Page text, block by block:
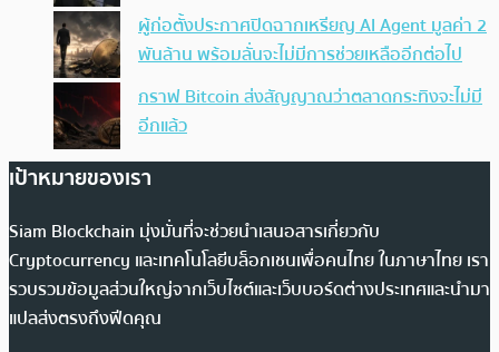
ผู้ก่อตั้งประกาศปิดฉากเหรียญ AI Agent มูลค่า 2
พันล้าน พร้อมลั่นจะไม่มีการช่วยเหลืออีกต่อไป
กราฟ Bitcoin ส่งสัญญาณว่าตลาดกระทิงจะไม่มี
อีกแล้ว
เป้าหมายของเรา
Siam Blockchain มุ่งมั่นที่จะช่วยนำเสนอสารเกี่ยวกับ
Cryptocurrency และเทคโนโลยีบล็อกเชนเพื่อคนไทย ในภาษาไทย เรา
รวบรวมข้อมูลส่วนใหญ่จากเว็บไซต์และเว็บบอร์ดต่างประเทศและนำมา
แปลส่งตรงถึงฟีดคุณ